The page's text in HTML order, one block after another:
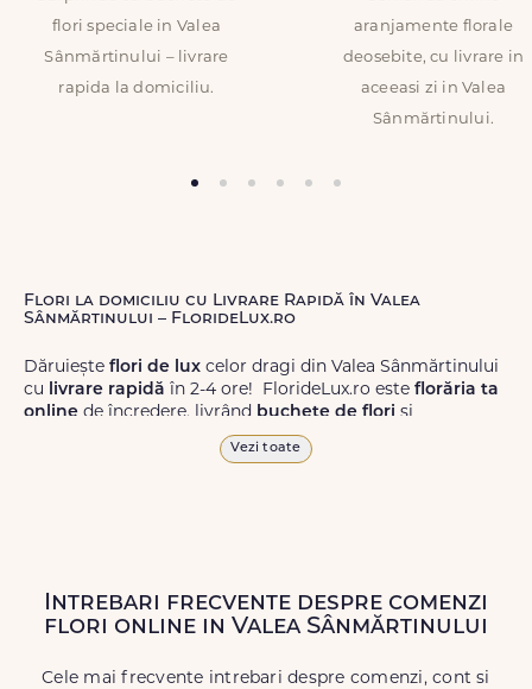
flori speciale in Valea
Sânmărtinului – livrare
rapida la domiciliu.
aranjamente florale
deosebite, cu livrare in
aceeasi zi in Valea
Sânmărtinului.
Flori la domiciliu cu Livrare Rapidă în Valea
Sânmărtinului – FlorideLux.ro
Dăruiește flori de lux celor dragi din Valea Sânmărtinului
cu livrare rapidă în 2-4 ore! FlorideLux.ro este florăria ta
online de încredere, livrând buchete de flori și
de calitate superioară în Valea
Sânmărtinului și în toată România.
Livrăm buchete de flori chiar și înweekend, pentru ca tu
Vezi toate
Intrebari frecvente despre comenzi
flori online in Valea Sânmărtinului
Cele mai frecvente intrebari despre comenzi, cont si